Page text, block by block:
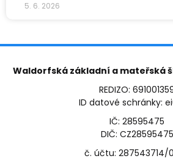
5. 6. 2026
Waldorfská základní a mateřská
REDIZO:
ID datové schránky:
IČ: 28595475
DIČ: CZ28595475
č. účtu: 287543714/